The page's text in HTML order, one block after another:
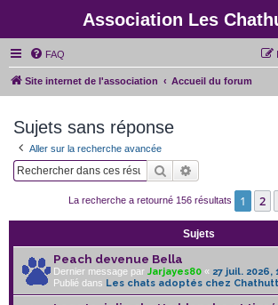
Association Les
FAQ
Site internet de l'association Accueil du forum
Sujets sans réponse
Aller sur la recherche avancée
Rechercher
La recherche a retourné 156 résultats 1 2
Sujets
Peach devenue Bella
Dernier message par Jarjayes80 « 27 juil. 2026,
Publié dans Les chats adoptés chez